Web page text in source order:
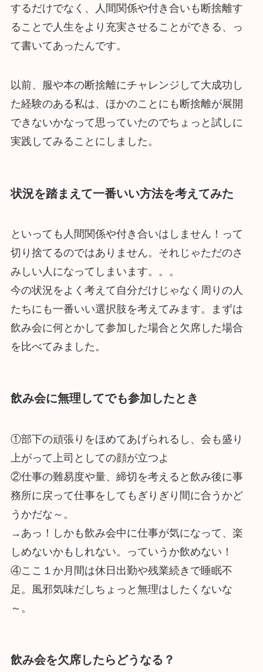
するだけでなく、人間関係や付き合いも断捨離す
ることで人生をより充実させることができる、っ
て書いてあったんです。
以前、服や本の断捨離にチャレンジして大成功し
た経験のある私は、ほかのことにも断捨離が展開
できないかなって思っていたのでちょっと試しに
実践してみることにしました。
状況を踏まえて一番いい方法を考えてみた
といっても人間関係や付き合いはしません！って
切り捨てるのではありません。それじゃただのさ
みしい人になってしまいます。。。
今の状況をよく考えて自分だけじゃなく周りの人
たちにも一番いい選択肢を考えてみます。まずは
飲み会に何とかして参加した場合と欠席した場合
を比べてみました。
飲み会に無理してでも参加したとき
①部下の頑張りをほめてあげられるし、会も盛り
上がって上司としての顔が立つよ
②仕事の難易度や量、締切を考えると飲み後に事
務所に戻って仕事をしてもぎりぎり間に合うかど
うかだな～。
→あっ！しかも飲み会中に仕事が気になって、楽
しめないかもしれない。っていうか飲めない！
④ここ１か月間は休日出勤や残業続きで睡眠不
足。風邪気味だしちょっと無理はしたくないな
～。
飲み会を欠席したらどうなる？